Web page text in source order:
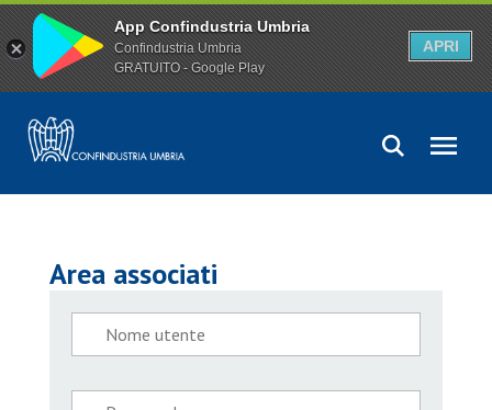
Area associati
App Confindustria Umbria
Confindustria Umbria
GRATUITO - Google Play
APRI